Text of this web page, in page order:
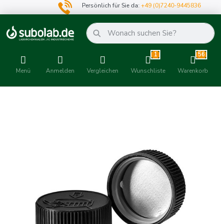
Persönlich für Sie da:+49 (0)7240-9445836
Menü Anmelden Vergleichen
1
Wunschliste
56
Warenkorb